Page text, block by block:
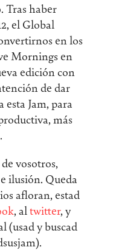
Tras haber
el Global
en los
Mornings en
edición con
de dar
Jam, para
más
vosotros,
ilusión. Queda
afloran, estad
, al twitter, y
(usad y buscad